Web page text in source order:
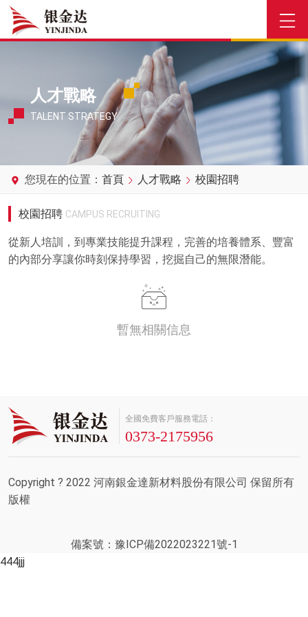
人才戰略
TALENT STRATEGY
您現在的位置： 首頁 人才戰略 校園招聘
校園招聘 CAMPUS RECRUITING
從新人培訓，到專業技能提升課程，完善的培養體系、豐富
的內部分享讓你時刻保持學習，挖掘自己的無限潛能。
暫無相關信息
全國免費客戶服務電話：
0373-2175956
Copyright ? 2022 河南銀金達新材料股份有限公司 保留所有
版權
備案號：豫ICP備2022023221號-1
444jjj